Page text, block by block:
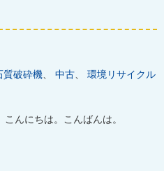
質破砕機 中古
環境リサイクル
んにちは。こんばんは。